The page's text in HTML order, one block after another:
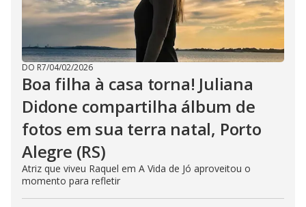
DO R7/04/02/2026
Boa filha à casa torna! Juliana
Didone compartilha álbum de
fotos em sua terra natal, Porto
Alegre (RS)
Atriz que viveu Raquel em A Vida de Jó aproveitou o
momento para refletir